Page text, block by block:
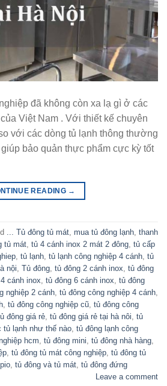
đã không còn xa lạ gì ở các
Việt Nam . Với thiết kế chuyên
với các dòng tủ lạnh thông thường
bảo quản thực phẩm cực kỳ tốt
READING →
... Tủ đông tủ mát mua tủ đông lạnh thanh
tủ mát tủ 4 cánh inox 2 mát 2 đông tủ cấp
tủ lạnh tủ lạnh công nghiệp 4 cánh tủ
nội Tủ đông tủ đông 2 cánh inox tủ đông
cánh inox tủ đông 6 cánh inox tủ đông
nghiệp 2 cánh tủ đông công nghiệp 4 cánh
tủ đông công nghiệp cũ tủ đông công
đông giá rẻ tủ đông giá rẻ tại hà nôi tủ
tủ lạnh như thế nào tủ đông lạnh công
hcm tủ đông mini tủ đông nhà hàng
tủ đông tủ mát công nghiệp tủ đông tủ
tủ đông và tủ mát tủ đông đứng
Leave a comment